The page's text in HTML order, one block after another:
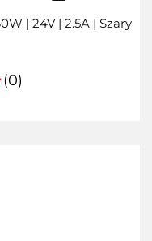
| 24V | 2.5A | Szary
(0)